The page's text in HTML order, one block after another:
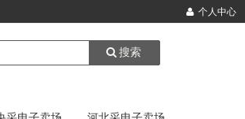
个人中心
搜索